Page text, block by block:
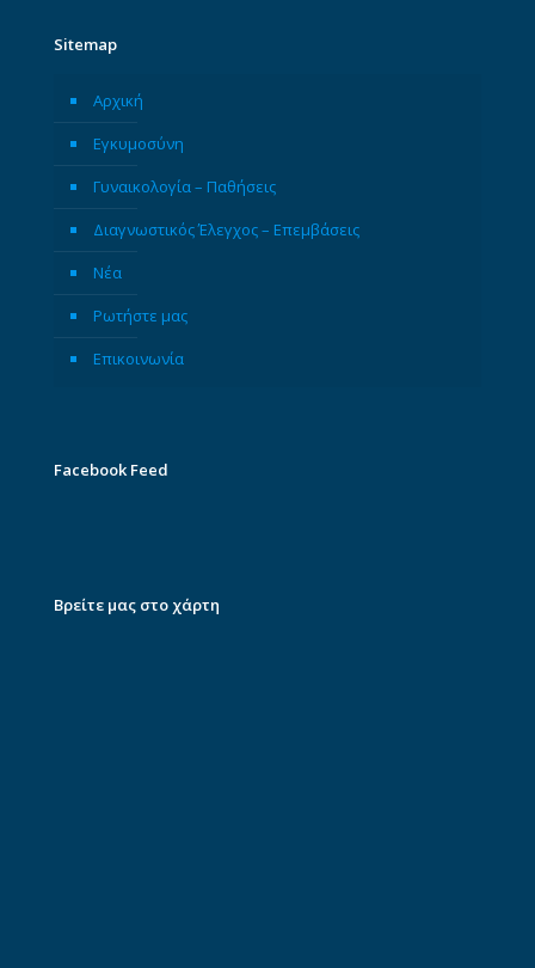
Sitemap
Αρχική
Εγκυμοσύνη
Γυναικολογία – Παθήσεις
Διαγνωστικός Έλεγχος – Επεμβάσεις
Νέα
Ρωτήστε μας
Επικοινωνία
Facebook Feed
Βρείτε μας στο χάρτη